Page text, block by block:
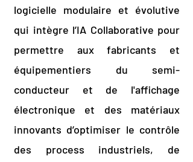
logicielle modulaire et évolutive
qui intègre l’IA Collaborative pour
permettre aux fabricants et
équipementiers du semi-
conducteur et de l'affichage
électronique et des matériaux
innovants d’optimiser le contrôle
des process industriels, de